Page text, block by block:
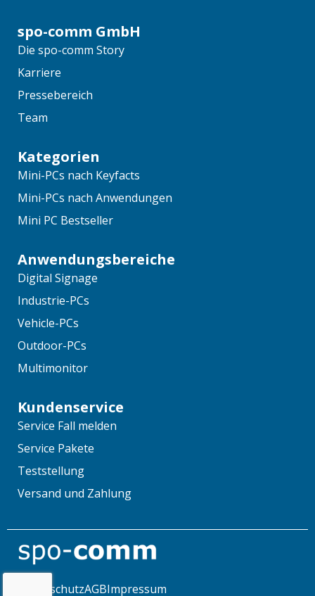
spo-comm GmbH
Die spo-comm Story
Karriere
Pressebereich
Team
Kategorien
Mini-PCs nach Keyfacts
Mini-PCs nach Anwendungen
Mini PC Bestseller
Anwendungsbereiche
Digital Signage
Industrie-PCs
Vehicle-PCs
Outdoor-PCs
Multimonitor
Kundenservice
Service Fall melden
Service Pakete
Teststellung
Versand und Zahlung
DatenschutzAGBImpressum